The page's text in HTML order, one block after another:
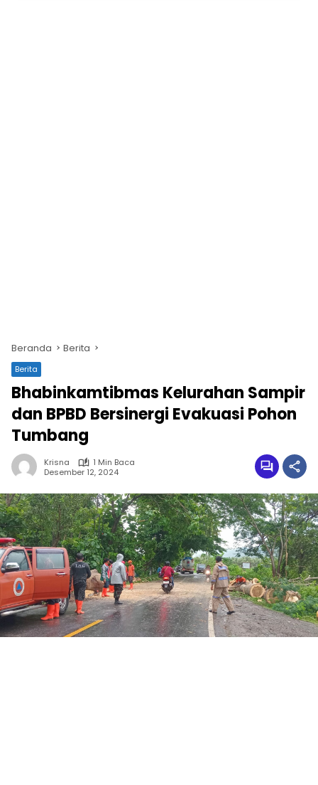
Beranda Berita
Berita
Bhabinkamtibmas Kelurahan Sampir
dan BPBD Bersinergi Evakuasi Pohon
Tumbang
Krisna
1 Min Baca
Desember 12, 2024